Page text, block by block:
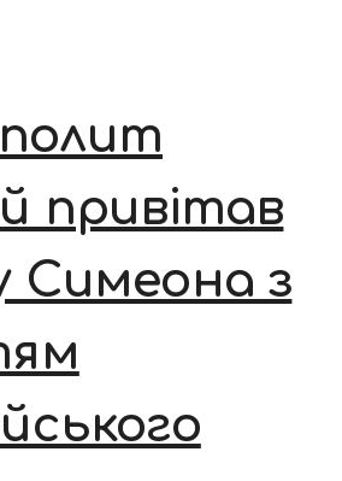
привітав
Симеона з